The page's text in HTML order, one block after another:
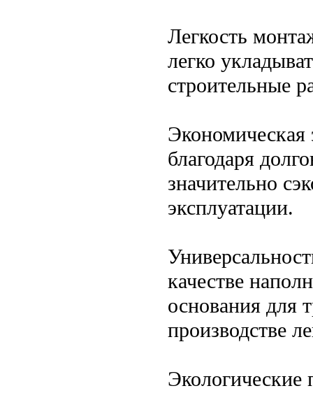
Легкость
легко
строительные
благодаря
значительно
эксплуатации.
качестве
основания для
производстве
Экологические